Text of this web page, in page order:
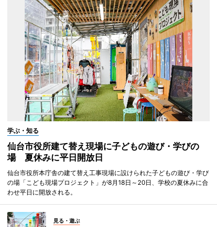
学ぶ・知る
仙台市役所建て替え現場に子どもの遊び・学びの
場 夏休みに平日開放日
仙台市役所本庁舎の建て替え工事現場に設けられた子どもの遊び・学び
の場「こども現場プロジェクト」が8月18日～20日、学校の夏休みに合
わせ平日に開放される。
見る・遊ぶ